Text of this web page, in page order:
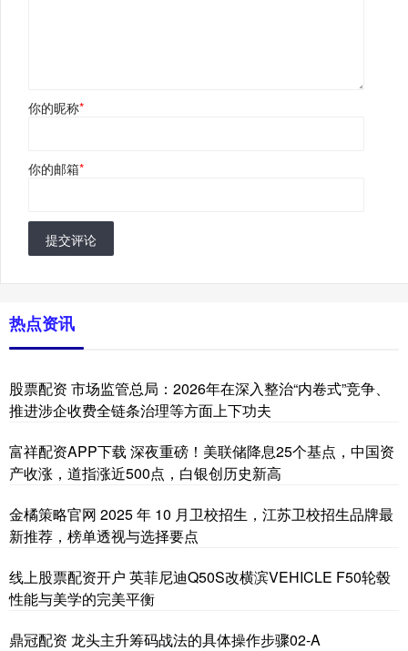
你的昵称*
你的邮箱*
提交评论
热点资讯
股票配资 市场监管总局：2026年在深入整治“内卷式”竞争、
推进涉企收费全链条治理等方面上下功夫
富祥配资APP下载 深夜重磅！美联储降息25个基点，中国资
产收涨，道指涨近500点，白银创历史新高
金橘策略官网 2025 年 10 月卫校招生，江苏卫校招生品牌最
新推荐，榜单透视与选择要点
线上股票配资开户 英菲尼迪Q50S改横滨VEHICLE F50轮毂
性能与美学的完美平衡
鼎冠配资 龙头主升筹码战法的具体操作步骤02-A